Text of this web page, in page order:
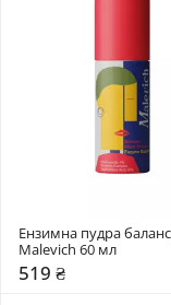
Ензимна пудра
Malevich 60 мл
519 ₴